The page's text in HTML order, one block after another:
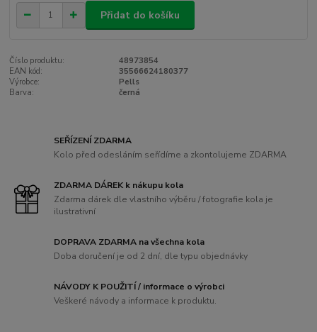
Přidat do košíku
Číslo produktu:
48973854
EAN kód:
35566624180377
Výrobce:
Pells
Barva:
černá
SEŘÍZENÍ ZDARMA
Kolo před odesláním seřídíme a zkontolujeme ZDARMA
ZDARMA DÁREK k nákupu kola
Zdarma dárek dle vlastního výběru / fotografie kola je
ilustrativní
DOPRAVA ZDARMA na všechna kola
Doba doručení je od 2 dní, dle typu objednávky
NÁVODY K POUŽITÍ / informace o výrobci
Veškeré návody a informace k produktu.